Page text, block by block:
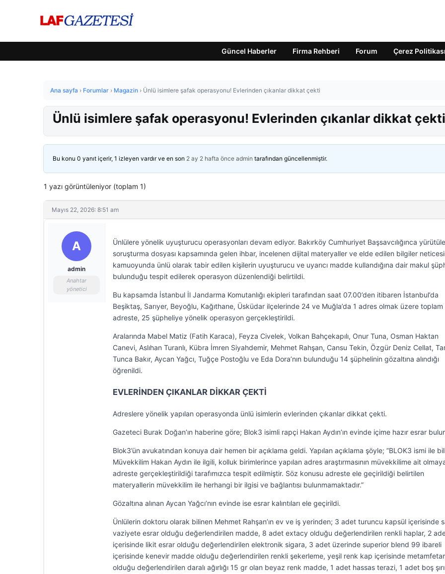
Güncel Haberler Firma Rehberi Forum Çerez Politikası
Ana sayfa › Forumlar › Magazin › Ünlü isimlere şafak operasyonu! Evlerinden çıkanlar dikkat çekti
Ünlü isimlere şafak operasyonu! Evlerinden çıkanlar dikkat çekti
Bu konu 0 yanıt içerir, 1 izleyen vardır ve en son 2 ay 2 hafta önce admin tarafından güncellenmiştir.
1 yazı görüntüleniyor (toplam 1)
Mayıs 22, 2026: 8:51 am
A
admin
Anahtar
yönetici
Ünlülere yönelik uyuşturucu operasyonları devam ediyor. Bakırköy Cumhuriyet Başsavcılığınca
soruşturma dosyası kapsamında gelen ihbar, incelenen dijital materyaller ve elde edilen bilgiler
kamuoyunda ünlü olarak tabir edilen kişilerin uyuşturucu ve uyarıcı madde kullandığına dair makul
bulunduğu tespit edilerek operasyon düzenlendiği belirtildi.
Bu kapsamda İstanbul İl Jandarma Komutanlığı ekipleri tarafından saat 07.00’den itibaren İstanbul’da
Beşiktaş, Sarıyer, Beyoğlu, Kağıthane, Üsküdar ilçelerinde 24 ve Muğla’da 1 adres olmak üzere toplam
adreste, 25 şüpheliye yönelik operasyon gerçekleştirildi.
Aralarında Mabel Matiz (Fatih Karaca), Feyza Civelek, Volkan Bahçekapılı, Onur Tuna, Osman Haktan
Canevi, Aslıhan Turanlı, Kübra İmren Siyahdemir, Mehmet Rahşan, Cansu Tekin, Özgür Deniz Cellat,
Tunca Bakır, Aycan Yağcı, Tuğçe Postoğlu ve Eda Dora’nın bulunduğu 14 şüphelinin gözaltına alındığı
öğrenildi.
EVLERİNDEN ÇIKANLAR DİKKAR ÇEKTİ
Adreslere yönelik yapılan operasyonda ünlü isimlerin evlerinden çıkanlar dikkat çekti.
Gazeteci Burak Doğan’ın haberine göre; Blok3 isimli rapçi Hakan Aydın’ın evinde içime hazır esrar
Blok3’ün avukatından konuya dair hemen bir açıklama geldi. Yapılan açıklama şöyle; ”BLOK3 ismi ile
Müvekkilim Hakan Aydın ile ilgili, kolluk birimlerince yapılan adres araştırmasının müvekkilime ait
adreste gerçekleştirildiği tarafımızca tespit edilmiştir. Söz konusu adreste ele geçirildiği belirtilen
materyallerin müvekkilim ile herhangi bir ilgisi ve bağlantısı bulunmamaktadır.”
Gözaltına alınan Aycan Yağcı’nın evinde ise esrar kalıntıları ele geçirildi.
Ünlülerin doktoru olarak bilinen Mehmet Rahşan’ın ev ve iş yerinden; 3 adet turuncu kapsül içerisinde
vaziyete esrar olduğu değerlendirilen madde, 8 adet extacy olduğu değerlendirilen renkli haplar, 2
içerisinde likit esrar olduğu değerlendirilen elektronik sigara, 3 adet üzerinde superior blend 99 ibareli
içerisinde kenevir madde olduğu değerlendirilen renkli şekerleme, yeşil renk kap içerisinde
olduğu değerlendirilen daralı ağırlığı 15 gr olan beyaz renk madde, 1 adet hassas terazi, 1 adet boş